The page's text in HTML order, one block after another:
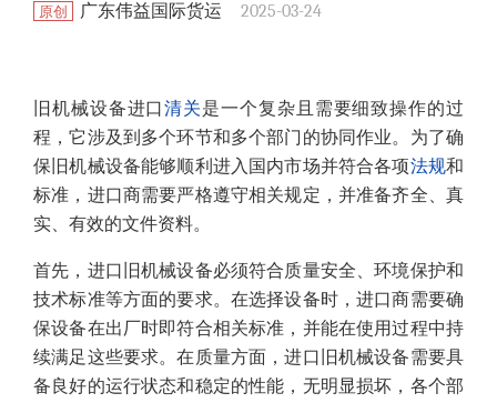
原创 广东伟益国际货运 2025-03-24
旧机械设备进口清关是一个复杂且需要细致操作的过
程，它涉及到多个环节和多个部门的协同作业。为了确
保旧机械设备能够顺利进入国内市场并符合各项法规和
标准，进口商需要严格遵守相关规定，并准备齐全、真
实、有效的文件资料。
首先，进口旧机械设备必须符合质量安全、环境保护和
技术标准等方面的要求。在选择设备时，进口商需要确
保设备在出厂时即符合相关标准，并能在使用过程中持
续满足这些要求。在质量方面，进口旧机械设备需要具
备良好的运行状态和稳定的性能，无明显损坏，各个部